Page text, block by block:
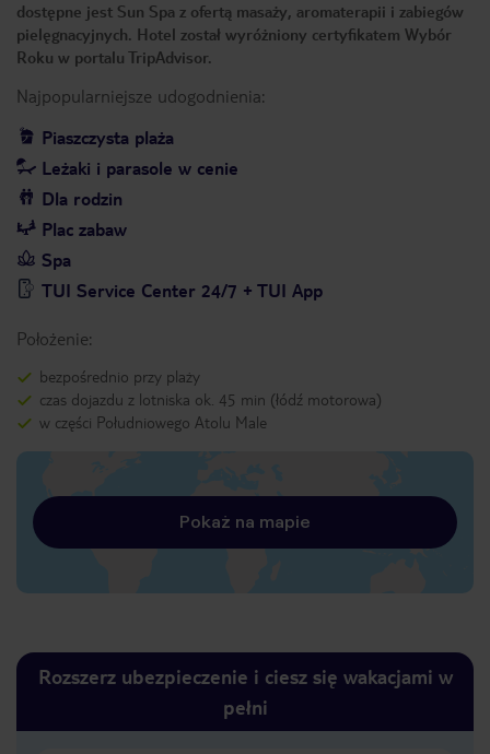
dostępne jest Sun Spa z ofertą masaży, aromaterapii i zabiegów
pielęgnacyjnych. Hotel został wyróżniony certyfikatem Wybór
Roku w portalu TripAdvisor.
Najpopularniejsze udogodnienia:
Piaszczysta plaża
Leżaki i parasole w cenie
Dla rodzin
Plac zabaw
Spa
TUI Service Center 24/7 + TUI App
Położenie:
bezpośrednio przy plaży
czas dojazdu z lotniska ok. 45 min (łódź motorowa)
w części Południowego Atolu Male
Pokaż na mapie
Rozszerz ubezpieczenie i ciesz się wakacjami w
pełni